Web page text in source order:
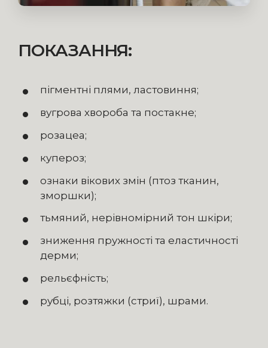
ПОКАЗАННЯ:
пігментні плями, ластовиння;
вугрова хвороба та постакне;
розацеа;
купероз;
ознаки вікових змін (птоз тканин,
зморшки);
тьмяний, нерівномірний тон шкіри;
зниження пружності та еластичності
дерми;
рельєфність;
рубці, розтяжки (стриї), шрами.